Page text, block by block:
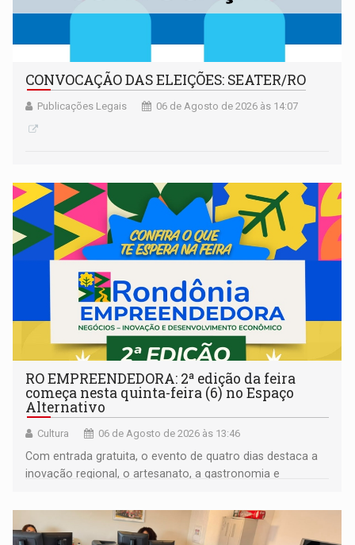
CONVOCAÇÃO DAS ELEIÇÕES: SEATER/RO
Publicações Legais 06 de Agosto de 2026 às 14:07
RO EMPREENDEDORA: 2ª edição da feira
começa nesta quinta-feira (6) no Espaço
Alternativo
Cultura 06 de Agosto de 2026 às 13:46
Com entrada gratuita, o evento de quatro dias destaca a
inovação regional, o artesanato, a gastronomia e